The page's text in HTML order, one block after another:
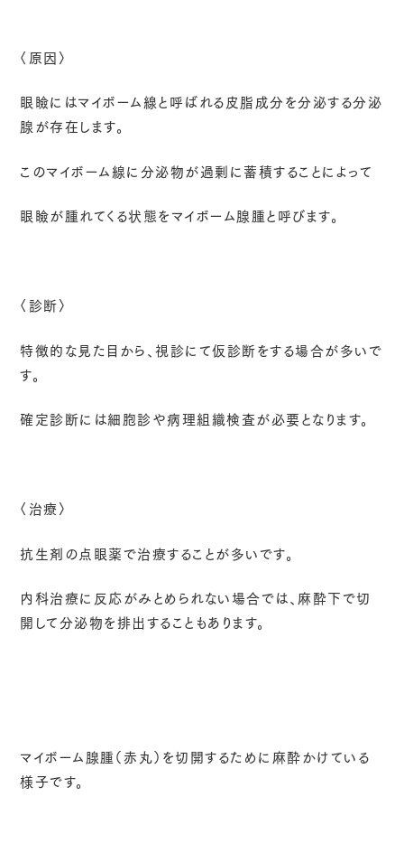
〈原因〉
眼瞼にはマイボーム線と呼ばれる皮脂成分を分泌する分泌
腺が存在します。
このマイボーム線に分泌物が過剰に蓄積することによって
眼瞼が腫れてくる状態をマイボーム腺腫と呼びます。
〈診断〉
特徴的な見た目から、視診にて仮診断をする場合が多いで
す。
確定診断には細胞診や病理組織検査が必要となります。
〈治療〉
抗生剤の点眼薬で治療することが多いです。
内科治療に反応がみとめられない場合では、麻酔下で切
開して分泌物を排出することもあります。
マイボーム腺腫（赤丸）を切開するために麻酔かけている
様子です。